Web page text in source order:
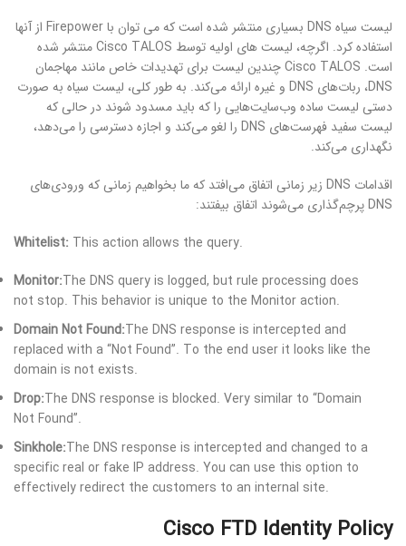
لیست سیاه DNS بسیاری منتشر شده است که می توان با Firepower از آنها
استفاده کرد. اگرچه، لیست های اولیه توسط Cisco TALOS منتشر شده
است. Cisco TALOS چندین لیست برای تهدیدات خاص مانند مهاجمان
DNS، ربات‌های DNS و غیره ارائه می‌کند. به طور کلی، لیست سیاه به صورت
دستی لیست ساده وب‌سایت‌هایی را که باید مسدود شوند در حالی که
لیست سفید فهرست‌های DNS را لغو می‌کند و اجازه دسترسی را می‌دهد،
نگهداری می‌کند.
اقدامات DNS زیر زمانی اتفاق می‌افتد که ما بخواهیم زمانی که ورودی‌های
DNS پرچم‌گذاری می‌شوند اتفاق بیفتند:
Whitelist: This action allows the query.
Monitor:The DNS query is logged, but rule processing does
not stop. This behavior is unique to the Monitor action.
Domain Not Found:The DNS response is intercepted and
replaced with a “Not Found”. To the end user it looks like the
domain is not exists.
Drop:The DNS response is blocked. Very similar to “Domain
Not Found”.
Sinkhole:The DNS response is intercepted and changed to a
specific real or fake IP address. You can use this option to
effectively redirect the customers to an internal site.
Cisco FTD Identity Policy